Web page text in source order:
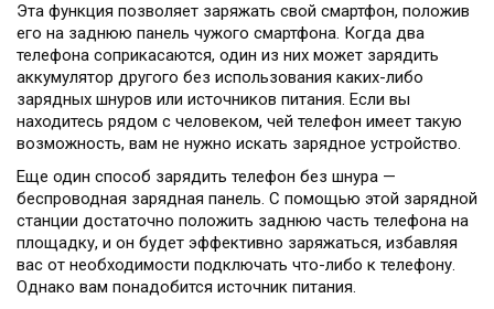
Эта функция позволяет заряжать свой смартфон, положив
его на заднюю панель чужого смартфона. Когда два
телефона соприкасаются, один из них может зарядить
аккумулятор другого без использования каких-либо
зарядных шнуров или источников питания. Если вы
находитесь рядом с человеком, чей телефон имеет такую
возможность, вам не нужно искать зарядное устройство.
Еще один способ зарядить телефон без шнура —
беспроводная зарядная панель. С помощью этой зарядной
станции достаточно положить заднюю часть телефона на
площадку, и он будет эффективно заряжаться, избавляя
вас от необходимости подключать что-либо к телефону.
Однако вам понадобится источник питания.